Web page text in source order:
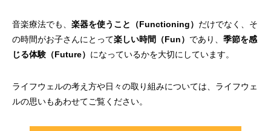
音楽療法でも、 楽器を使うこと（Functioning） だけでなく、そ
の時間がお子さんにとって楽しい時間（Fun） であり、 季節を感
じる体験（Future） になっているかを大切にしています。
ライフウェルの考え方や日々の取り組みについては、ライフウェ
ルの思いもあわせてご覧ください。